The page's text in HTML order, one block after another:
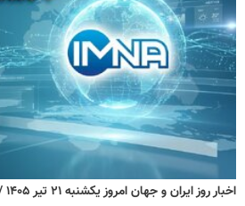
اخبار روز ایران و جهان امروز یکشنبه ۲۱ تیر ۱۴۰۵ / خبر فوری جنگ ایران و آمریکا